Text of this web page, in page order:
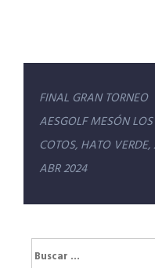
Navegación
de
entradas
FINAL GRAN TORNEO
AESGOLF MESÓN LOS
COTOS, HATO VERDE,
ABR 2024
Buscar: